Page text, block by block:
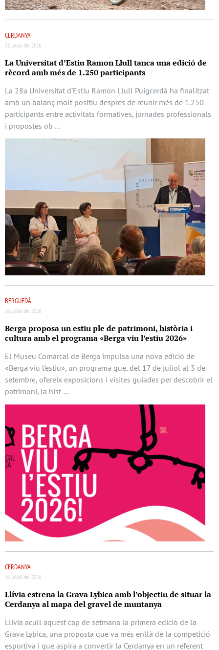
CERDANYA
21 juliol del 2026
La Universitat d’Estiu Ramon Llull tanca una edició de
rècord amb més de 1.250 participants
La 28a Universitat d’Estiu Ramon Llull Puigcerdà ha finalitzat
amb un balanç molt positiu després de reunir més de 1.250
participants entre activitats formatives, jornades professionals
i propostes ob …
BERGUEDÀ
16 juliol del 2026
Berga proposa un estiu ple de patrimoni, història i
cultura amb el programa «Berga viu l’estiu 2026»
El Museu Comarcal de Berga impulsa una nova edició de
«Berga viu l’estiu», un programa que, del 17 de juliol al 3 de
setembre, ofereix exposicions i visites guiades per descobrir el
patrimoni, la hist …
CERDANYA
16 juliol del 2026
Llívia estrena la Grava Lybica amb l’objectiu de situar la
Cerdanya al mapa del gravel de muntanya
Llívia acull aquest cap de setmana la primera edició de la
Grava Lybica, una proposta que va més enllà de la competició
esportiva i que aspira a convertir la Cerdanya en un referent